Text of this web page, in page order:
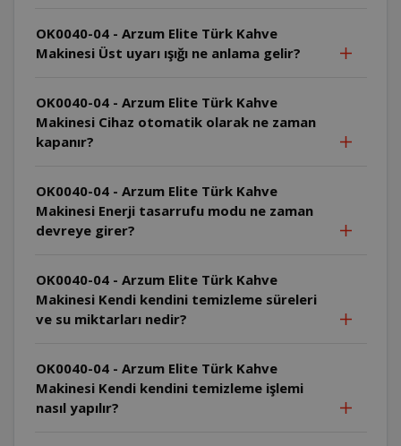
OK0040-04 - Arzum Elite Türk Kahve
Makinesi Üst uyarı ışığı ne anlama gelir?
OK0040-04 - Arzum Elite Türk Kahve
Makinesi Cihaz otomatik olarak ne zaman
kapanır?
OK0040-04 - Arzum Elite Türk Kahve
Makinesi Enerji tasarrufu modu ne zaman
devreye girer?
OK0040-04 - Arzum Elite Türk Kahve
Makinesi Kendi kendini temizleme süreleri
ve su miktarları nedir?
OK0040-04 - Arzum Elite Türk Kahve
Makinesi Kendi kendini temizleme işlemi
nasıl yapılır?